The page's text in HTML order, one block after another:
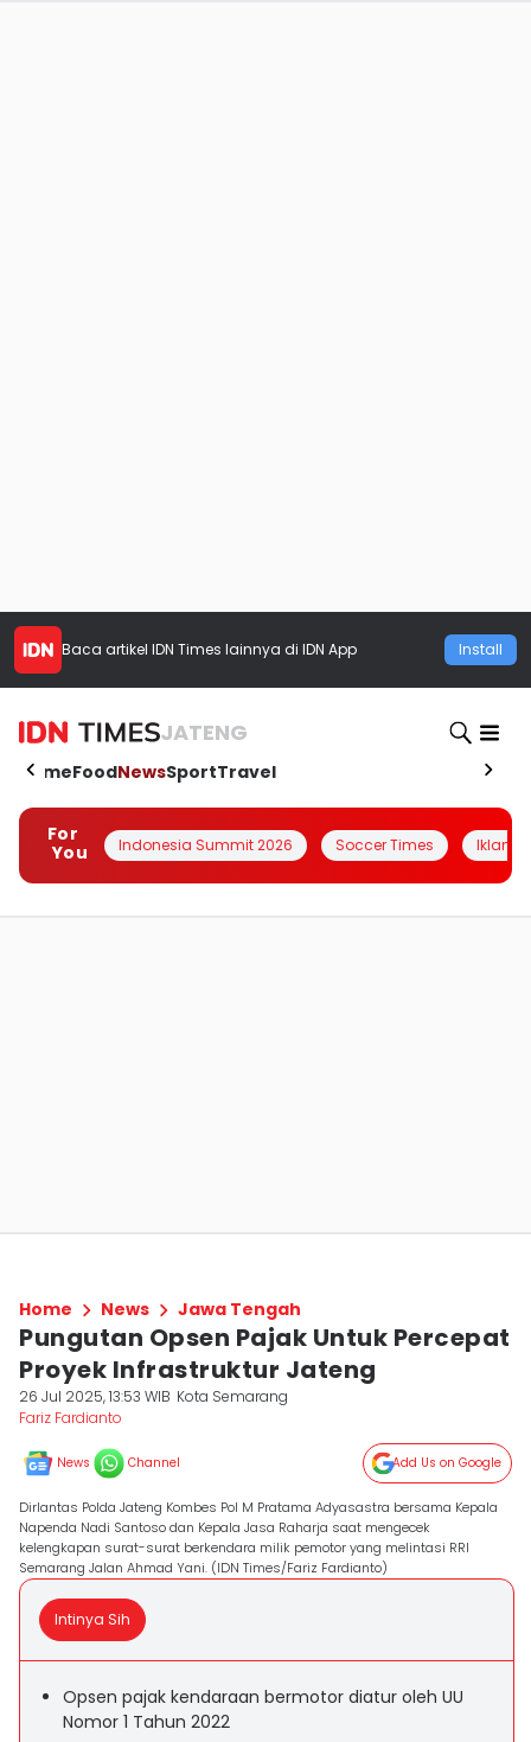
Baca artikel IDN Times lainnya di IDN App Install
JATENG
HomeFoodNewsSportTravel
For
You
Indonesia Summit 2026 Soccer Times Iklanin
Home News Jawa Tengah
Pungutan Opsen Pajak Untuk Percepat
Proyek Infrastruktur Jateng
26 Jul 2025, 13:53 WIB Kota Semarang
Fariz Fardianto
News Channel Add Us on Google
Dirlantas Polda Jateng Kombes Pol M Pratama Adyasastra bersama Kepala
Napenda Nadi Santoso dan Kepala Jasa Raharja saat mengecek
kelengkapan surat-surat berkendara milik pemotor yang melintasi RRI
Semarang Jalan Ahmad Yani. (IDN Times/Fariz Fardianto)
Intinya Sih
Opsen pajak kendaraan bermotor diatur oleh UU
Nomor 1 Tahun 2022